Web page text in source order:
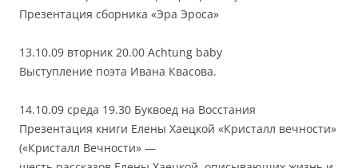
Презентация сборника «Эра Эроса»
13.10.09 вторник 20.00 Achtung baby
Выступление поэта Ивана Квасова.
14.10.09 среда 19.30 Буквоед на Восстания
Презентация книги Елены Хаецкой «Кристалл вечности»
(«Кристалл Вечности» —